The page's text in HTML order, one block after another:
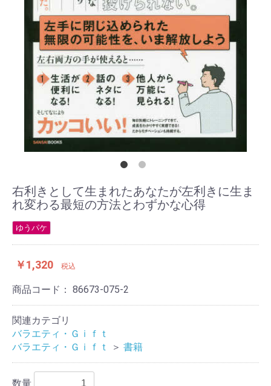
右利きとして生まれたあなたが左利きに生ま
れ変わる最短の方法とわずかな心得
ゆうパケ
￥1,320 税込
商品コード： 86673-075-2
関連カテゴリ
バラエティ・Ｇｉｆｔ
バラエティ・Ｇｉｆｔ
＞ 書籍
数量